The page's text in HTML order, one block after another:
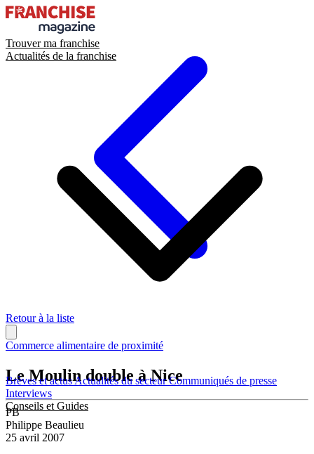
Trouver ma franchise
Actualités de la franchise
Brèves et actusActualités du secteurCommuniqués de presse
Interviews
Conseils et Guides
Retour à la liste
Commerce alimentaire de proximité
Le Moulin double à Nice
PB
Philippe Beaulieu
25 avril 2007